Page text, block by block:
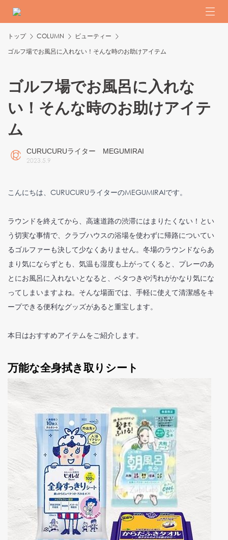
トップ COLUMN
ビューティー
ゴルフ場でお風呂に入れない！そんな時のお助けアイテム
ゴルフ場でお風呂に入れな
い！そんな時のお助けアイテ
ム
CURUCURUライター MEGUMIRAI
2023.5.9
こんにちは、CURUCURUライターのMEGUMIRAIです。
ラウンドを終えてから、高速道路の渋滞にはまりたくない！とい
う切実な事情で、クラブハウスの浴場を使わずに帰路についてい
るゴルファーも決して少なくありません。冬場のラウンドならあ
まり気にならずとも、気温も湿度も上がってくると、プレーのあ
とにお風呂に入れないとなると、ベタつきや汚れがかなり気にな
ってしまいますよね。そんな場面では、手軽に使えて清潔感をキ
ープできる便利なグッズがあると重宝します。
本日はおすすめアイテムをご紹介します。
万能な全身拭き取りシート